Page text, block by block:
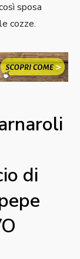
sposa
cozze.
di